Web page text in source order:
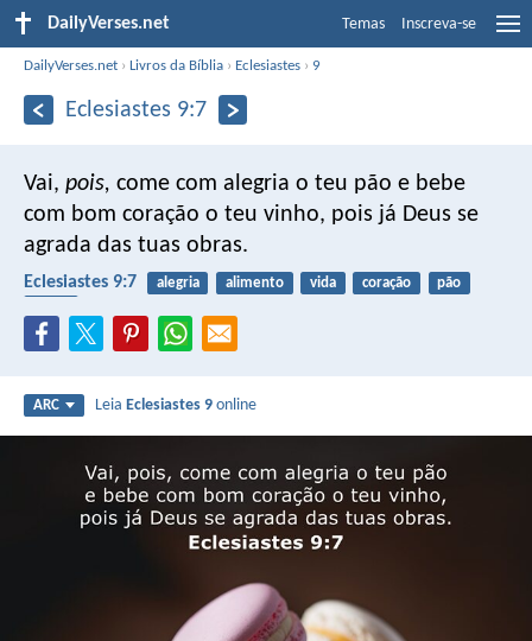
DailyVerses.net Temas Inscreva-se
DailyVerses.net ›Livros da Bíblia › Eclesiastes › 9
Eclesiastes 9:7
Vai, pois, come com alegria o teu pão e bebe
com bom coração o teu vinho, pois já Deus se
agrada das tuas obras.
Eclesiastes 9:7 alegria alimento vida coração
pão
ARC LeiaEclesiastes 9 online